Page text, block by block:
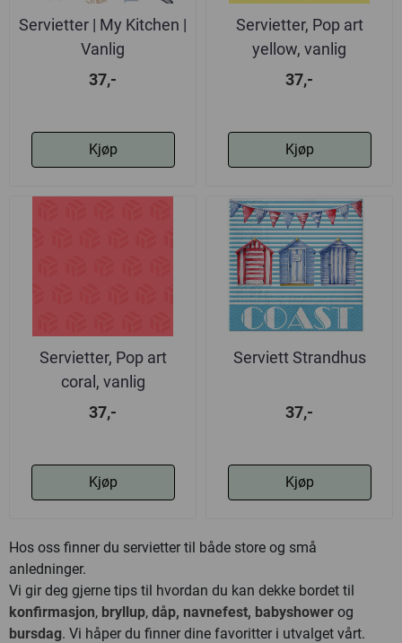
Servietter | My Kitchen |
Vanlig
37,-
Kjøp
Servietter, Pop art
yellow, vanlig
37,-
Kjøp
Servietter, Pop art
coral, vanlig
37,-
Kjøp
Serviett Strandhus
37,-
Kjøp
Hos oss finner du servietter til både store og små
anledninger.
Vi gir deg gjerne tips til hvordan du kan dekke bordet til
konfirmasjon, bryllup, dåp, navnefest, babyshower og
bursdag. Vi håper du finner dine favoritter i utvalget vårt.